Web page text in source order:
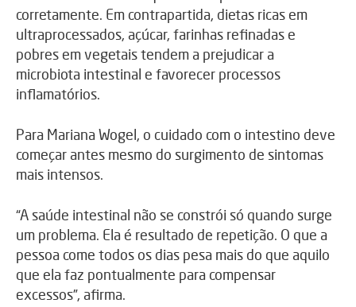
corretamente. Em contrapartida, dietas ricas em
ultraprocessados, açúcar, farinhas refinadas e
pobres em vegetais tendem a prejudicar a
microbiota intestinal e favorecer processos
inflamatórios.
Para Mariana Wogel, o cuidado com o intestino deve
começar antes mesmo do surgimento de sintomas
mais intensos.
“A saúde intestinal não se constrói só quando surge
um problema. Ela é resultado de repetição. O que a
pessoa come todos os dias pesa mais do que aquilo
que ela faz pontualmente para compensar
excessos”, afirma.